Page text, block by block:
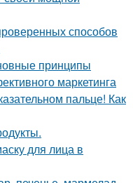
способов
принципы
маркетинга
пальце! Как
для лица в